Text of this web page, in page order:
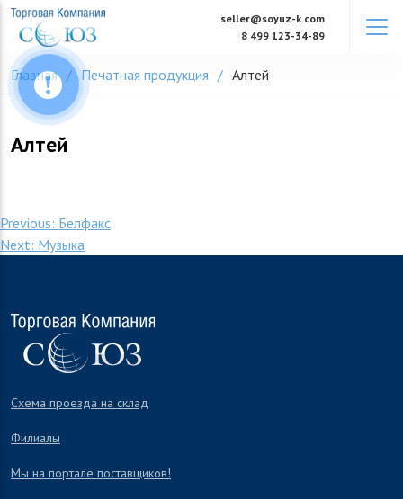
Skip
content
seller@soyuz-k.com
8 499 123-34-89
Главная Печатная продукция Алтей
Алтей
Навигация
по
Previous: Белфакс
Next: Музыка
Схема проезда на склад
Филиалы
Мы на портале поставщиков!